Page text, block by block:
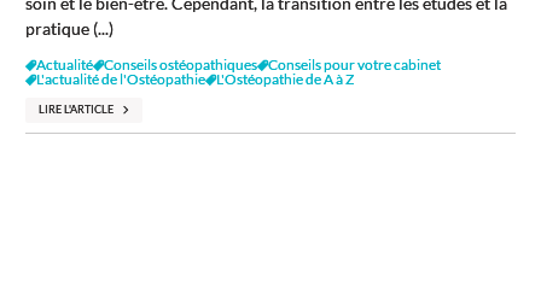
pratique (...)
Actualité Conseils ostéopathiques Conseils pour votre cabinet
L'actualité de l'Ostéopathie L'Ostéopathie de A à Z
LIRE L'ARTICLE